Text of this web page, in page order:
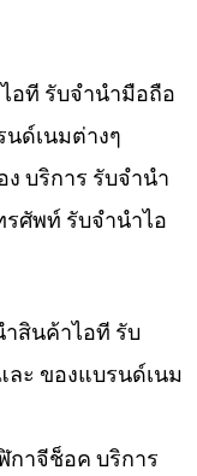
อที รับจำนำมือถือ
ด์เนมต่างๆ
บริการ รับจำนำ
ศัพท์ รับจำนำไอ
สินค้าไอที รับ
ะ ของแบรนด์เนม
กาจีช็อค บริการ